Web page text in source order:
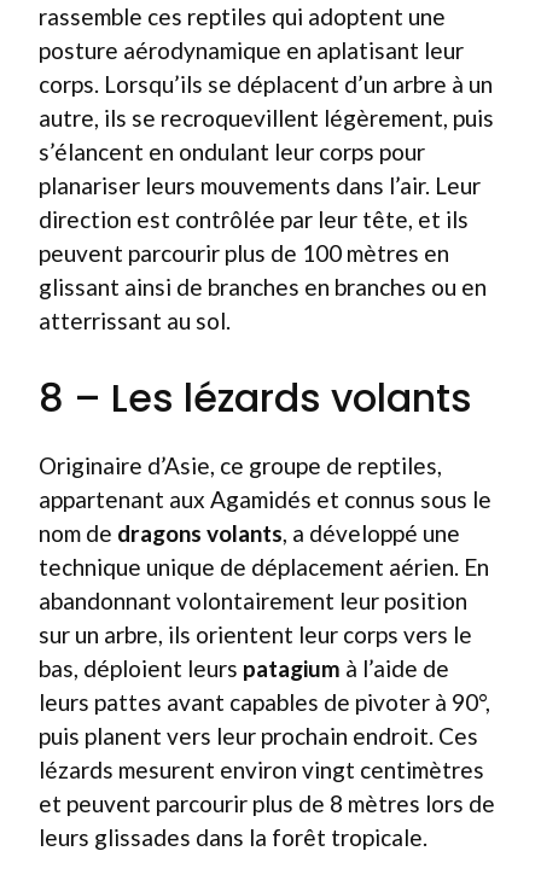
rassemble ces reptiles qui adoptent une
posture aérodynamique en aplatisant leur
corps. Lorsqu’ils se déplacent d’un arbre à un
autre, ils se recroquevillent légèrement, puis
s’élancent en ondulant leur corps pour
planariser leurs mouvements dans l’air. Leur
direction est contrôlée par leur tête, et ils
peuvent parcourir plus de 100 mètres en
glissant ainsi de branches en branches ou en
atterrissant au sol.
8 – Les lézards volants
Originaire d’Asie, ce groupe de reptiles,
appartenant aux Agamidés et connus sous le
nom de dragons volants, a développé une
technique unique de déplacement aérien. En
abandonnant volontairement leur position
sur un arbre, ils orientent leur corps vers le
bas, déploient leurs patagium à l’aide de
leurs pattes avant capables de pivoter à 90°,
puis planent vers leur prochain endroit. Ces
lézards mesurent environ vingt centimètres
et peuvent parcourir plus de 8 mètres lors de
leurs glissades dans la forêt tropicale.